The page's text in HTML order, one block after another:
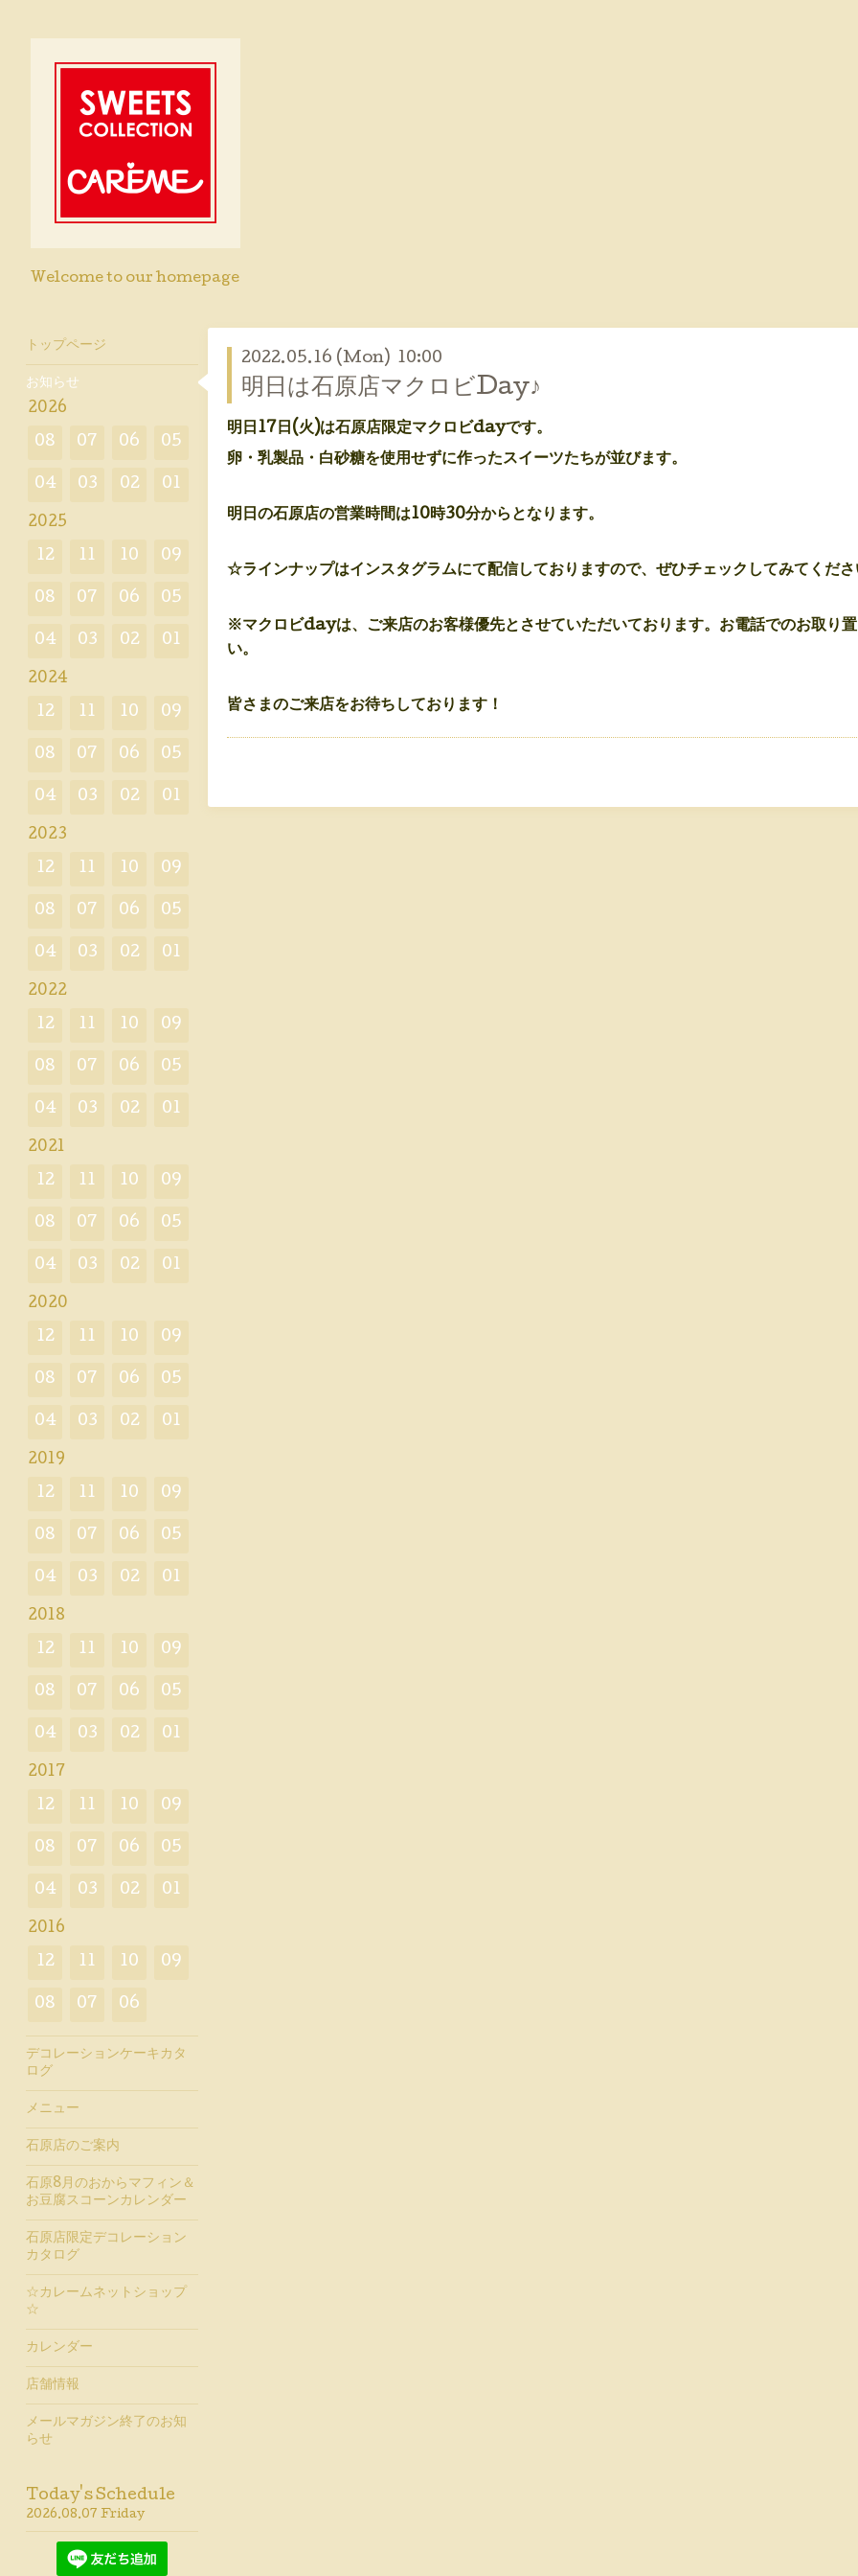
Welcome to our homepage
2022.05.16 (Mon) 10:00
明日は石原店マクロビDay♪
明日17日(火)は石原店限定マクロビdayです。
卵・乳製品・白砂糖を使用せずに作ったスイーツたちが並びます。
明日の石原店の営業時間は10時30分からとなります。
☆ラインナップはインスタグラムにて配信しておりますので、ぜひチェックしてみてくださ
※マクロビdayは、ご来店のお客様優先とさせていただいております。お電話でのお取り
い。
皆さまのご来店をお待ちしております！
トップページ
お知らせ
2026
08 07 06 05
04 03 02 01
2025
12 11 10 09
08 07 06 05
04 03 02 01
2024
12 11 10 09
08 07 06 05
04 03 02 01
2023
12 11 10 09
08 07 06 05
04 03 02 01
2022
12 11 10 09
08 07 06 05
04 03 02 01
2021
12 11 10 09
08 07 06 05
04 03 02 01
2020
12 11 10 09
08 07 06 05
04 03 02 01
2019
12 11 10 09
08 07 06 05
04 03 02 01
2018
12 11 10 09
08 07 06 05
04 03 02 01
2017
12 11 10 09
08 07 06 05
04 03 02 01
2016
12 11 10 09
08 07 06
デコレーションケーキカタ
ログ
メニュー
石原店のご案内
石原8月のおからマフィン＆
お豆腐スコーンカレンダー
石原店限定デコレーション
カタログ
☆カレームネットショップ
☆
カレンダー
店舗情報
メールマガジン終了のお知
らせ
Today's Schedule
2026.08.07 Friday